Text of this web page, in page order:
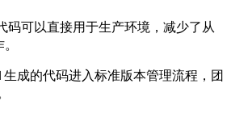
码可以直接用于生产环境，减少了从
生成的代码进入标准版本管理流程，团